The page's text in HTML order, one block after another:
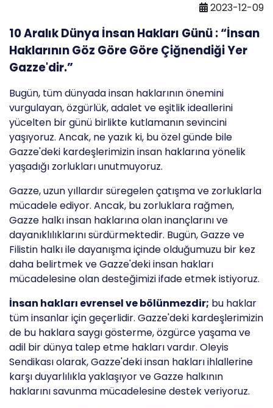
2023-12-09
10 Aralık Dünya İnsan Hakları Günü : “İnsan
Haklarının Göz Göre Göre Çiğnendiği Yer
Gazze'dir.”
Bugün, tüm dünyada insan haklarının önemini
vurgulayan, özgürlük, adalet ve eşitlik ideallerini
yücelten bir günü birlikte kutlamanın sevincini
yaşıyoruz. Ancak, ne yazık ki, bu özel günde bile
Gazze'deki kardeşlerimizin insan haklarına yönelik
yaşadığı zorlukları unutmuyoruz.
Gazze, uzun yıllardır süregelen çatışma ve zorluklarla
mücadele ediyor. Ancak, bu zorluklara rağmen,
Gazze halkı insan haklarına olan inançlarını ve
dayanıklılıklarını sürdürmektedir. Bugün, Gazze ve
Filistin halkı ile dayanışma içinde olduğumuzu bir kez
daha belirtmek ve Gazze'deki insan hakları
mücadelesine olan desteğimizi ifade etmek istiyoruz.
İnsan hakları evrensel ve bölünmezdir; bu haklar
tüm insanlar için geçerlidir. Gazze'deki kardeşlerimizin
de bu haklara saygı gösterme, özgürce yaşama ve
adil bir dünya talep etme hakları vardır. Oleyis
Sendikası olarak, Gazze'deki insan hakları ihlallerine
karşı duyarlılıkla yaklaşıyor ve Gazze halkının
haklarını savunma mücadelesine destek veriyoruz.